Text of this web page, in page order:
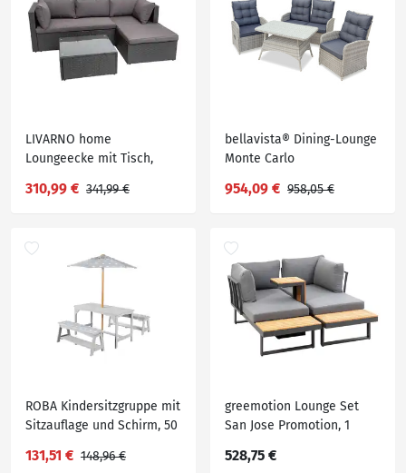
LIVARNO home
Loungeecke mit Tisch,
310,99 € 341,99 €
bellavista® Dining-Lounge
Monte Carlo
954,09 € 958,05 €
ROBA Kindersitzgruppe mit
Sitzauflage und Schirm, 50
131,51 € 148,96 €
greemotion Lounge Set
San Jose Promotion, 1
528,75 €